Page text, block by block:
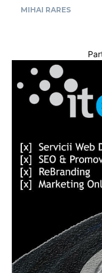
MIHAI RARES